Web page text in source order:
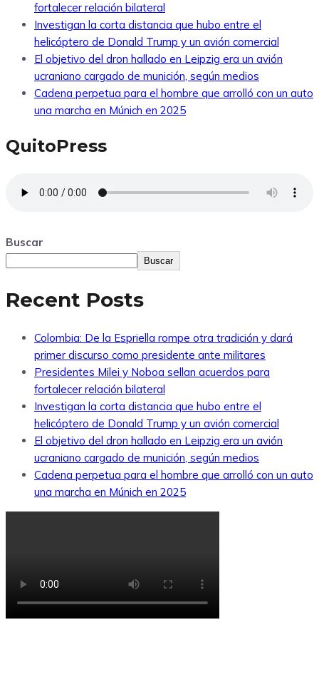
fortalecer relación bilateral
Investigan la corta distancia que hubo entre el
helicóptero de Donald Trump y un avión comercial
El objetivo del dron hallado en Leipzig era un avión
ucraniano cargado de munición, según medios
Cadena perpetua para el hombre que arrolló con un auto
una marcha en Múnich en 2025
QuitoPress
Buscar
Buscar
Recent Posts
Colombia: De la Espriella rompe otra tradición y dará
primer discurso como presidente ante militares
Presidentes Milei y Noboa sellan acuerdos para
fortalecer relación bilateral
Investigan la corta distancia que hubo entre el
helicóptero de Donald Trump y un avión comercial
El objetivo del dron hallado en Leipzig era un avión
ucraniano cargado de munición, según medios
Cadena perpetua para el hombre que arrolló con un auto
una marcha en Múnich en 2025